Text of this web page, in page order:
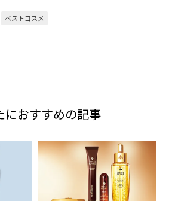
ベストコスメ
におすすめの記事